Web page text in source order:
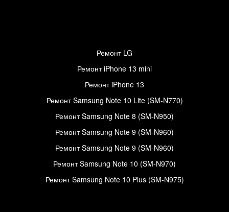
Ремонт LG
Ремонт iPhone 13 mini
Ремонт iPhone 13
Ремонт Samsung Note 10 Lite (SM-N770)
Ремонт Samsung Note 8 (SM-N950)
Ремонт Samsung Note 9 (SM-N960)
Ремонт Samsung Note 9 (SM-N960)
Ремонт Samsung Note 10 (SM-N970)
Ремонт Samsung Note 10 Plus (SM-N975)